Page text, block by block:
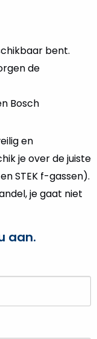
bent.
de
Bosch
en
je over de juiste
STEK f-gassen).
je gaat niet
aan.